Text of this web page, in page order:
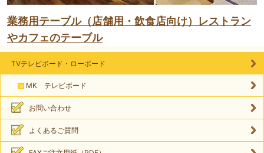
業務用テーブル（店舗用・飲食店向け）レストラン
やカフェのテーブル
TVテレビボード・ローボード
MK テレビボード
お問い合わせ
よくあるご質問